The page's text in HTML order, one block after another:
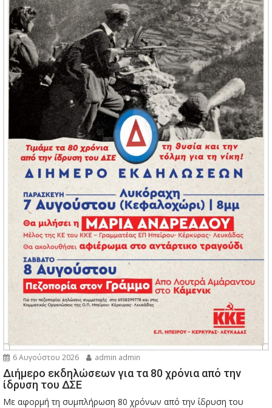
6 Αυγούστου 2026 admin admin
Διήμερο εκδηλώσεων για τα 80 χρόνια από την
ίδρυση του ΔΣΕ
Με αφορμή τη συμπλήρωση 80 χρόνων από την ίδρυση του